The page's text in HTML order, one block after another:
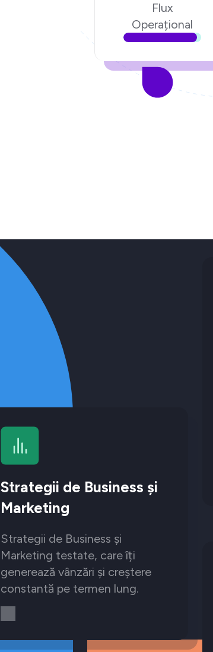
Flux
Operațional
Strategii de Business și
Marketing
Strategii de Business și
Marketing testate, care îți
generează vânzări și creștere
constantă pe termen lung.